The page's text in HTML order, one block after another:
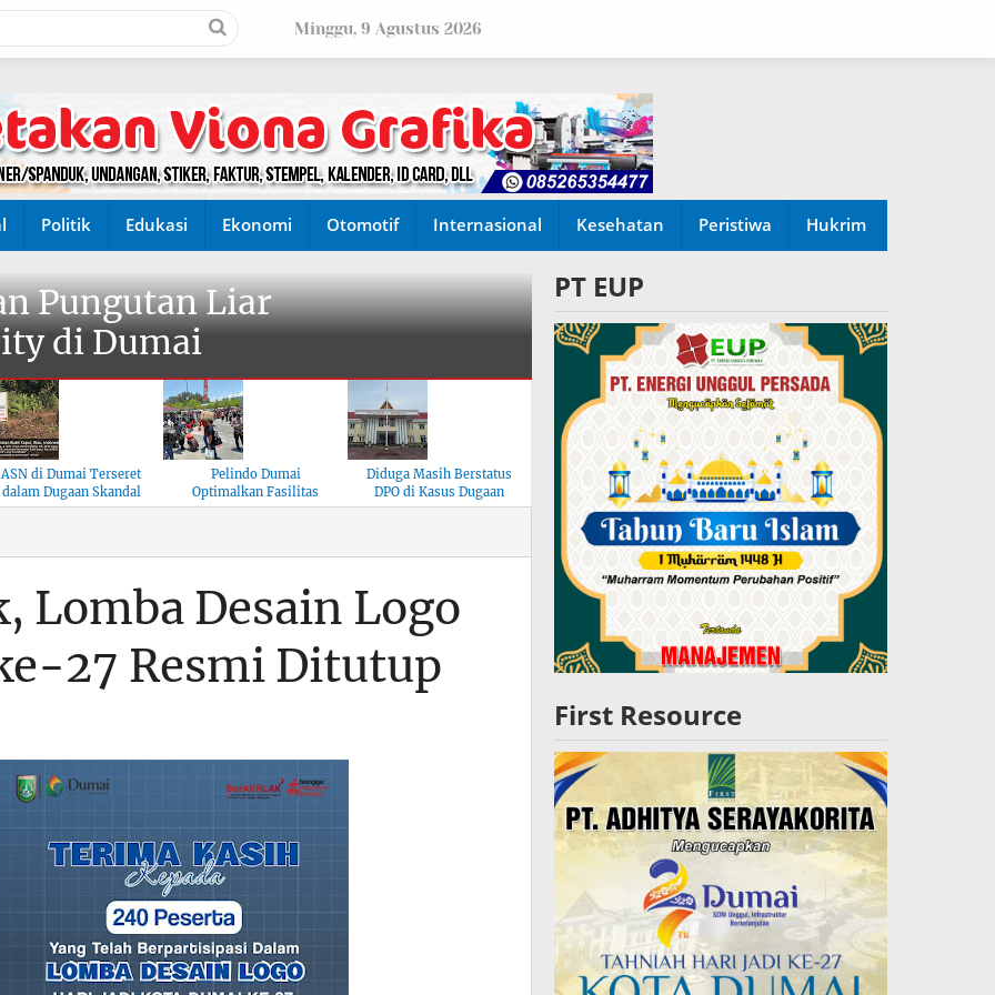
Minggu, 9 Agustus 2026
Politik Edukasi Ekonomi Otomotif Internasional Kesehatan Peristiwa Hukrim
Pungutan Liar
di Dumai
ASN di Dumai Terseret
dalam Dugaan Skandal
Integritas Aparatur
Pelindo Dumai
Optimalkan Fasilitas
untuk Kenyamanan Arus
Diduga Masih Berstatus
DPO di Kasus Dugaan
Pemalsuan Paspor, Polres
Lomba Desain Logo
27 Resmi Ditutup
PT EUP
First Resource